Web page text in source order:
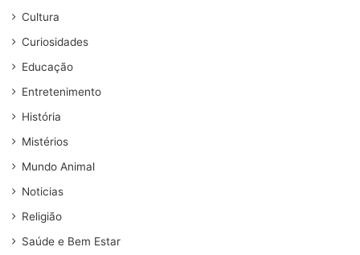
Cultura
Curiosidades
Educação
Entretenimento
História
Mistérios
Mundo Animal
Noticias
Religião
Saúde e Bem Estar